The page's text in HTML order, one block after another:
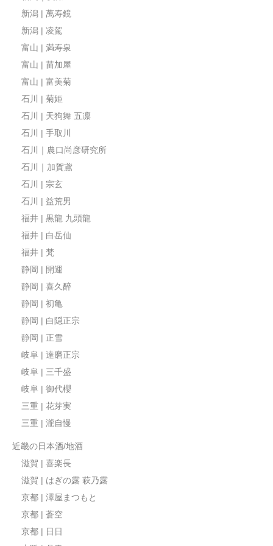
新潟 | 萬寿鏡
新潟 | 凌駕
富山 | 満寿泉
富山 | 苗加屋
富山 | 富美菊
石川 | 菊姫
石川 | 天狗舞 五凛
石川 | 手取川
石川｜農口尚彦研究所
石川｜加賀鳶
石川 | 宗玄
石川 | 益荒男
福井 | 黒龍 九頭龍
福井 | 白岳仙
福井 | 梵
静岡 | 開運
静岡 | 喜久醉
静岡 | 初亀
静岡 | 白隠正宗
静岡 | 正雪
岐阜 | 達磨正宗
岐阜 | 三千盛
岐阜 | 御代櫻
三重 | 花芽実
三重 | 瀧自慢
近畿の日本酒/地酒
滋賀 | 喜楽長
滋賀 | はぎの露 萩乃露
京都 | 澤屋まつもと
京都 | 蒼空
京都 | 日日